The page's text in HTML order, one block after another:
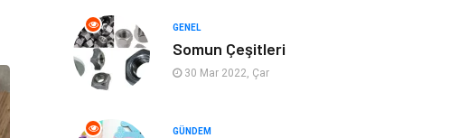
Emlak
Organizasyon Mobilya
Tekstil
GENEL
Somun Çeşitleri
30 Mar 2022, Çar
GÜNDEM